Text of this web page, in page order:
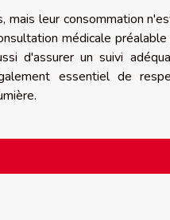
leur consommation
médicale
d'assurer un suivi
essentiel de